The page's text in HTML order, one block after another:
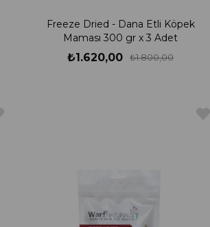
Freeze Dried - Dana Etli Köpek
Maması 300 gr x 3 Adet
₺1.620,00 ₺1.800,00